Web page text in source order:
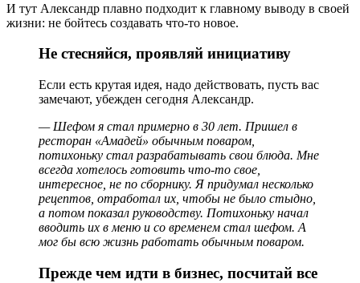
И тут Александр плавно подходит к главному выводу в своей
жизни: не бойтесь создавать что-то новое.
Не стесняйся, проявляй инициативу
Если есть крутая идея, надо действовать, пусть вас
замечают, убежден сегодня Александр.
— Шефом я стал примерно в 30 лет. Пришел в
ресторан «Амадей» обычным поваром,
потихоньку стал разрабатывать свои блюда. Мне
всегда хотелось готовить что-то свое,
интересное, не по сборнику. Я придумал несколько
рецептов, отработал их, чтобы не было стыдно,
а потом показал руководству. Потихоньку начал
вводить их в меню и со временем стал шефом. А
мог бы всю жизнь работать обычным поваром.
Прежде чем идти в бизнес, посчитай все